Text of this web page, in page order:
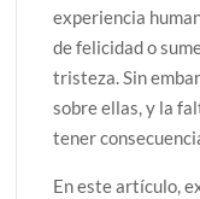
experiencia
de felicidad o
tristeza. Sin
sobre ellas, y la
tener
En este artículo,